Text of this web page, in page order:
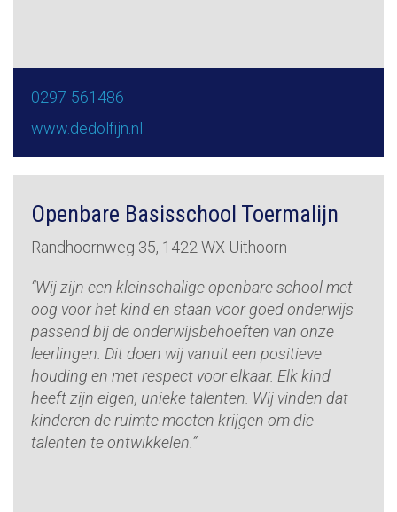
0297-561486
www.dedolfijn.nl
Openbare Basisschool Toermalijn
Randhoornweg 35, 1422 WX Uithoorn
“Wij zijn een kleinschalige openbare school met
oog voor het kind en staan voor goed onderwijs
passend bij de onderwijsbehoeften van onze
leerlingen. Dit doen wij vanuit een positieve
houding en met respect voor elkaar. Elk kind
heeft zijn eigen, unieke talenten. Wij vinden dat
kinderen de ruimte moeten krijgen om die
talenten te ontwikkelen.”